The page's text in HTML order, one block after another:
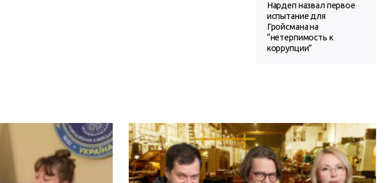
Нардеп назвал первое
испытание для
Гройсмана на
“нетерпимость к
коррупции”